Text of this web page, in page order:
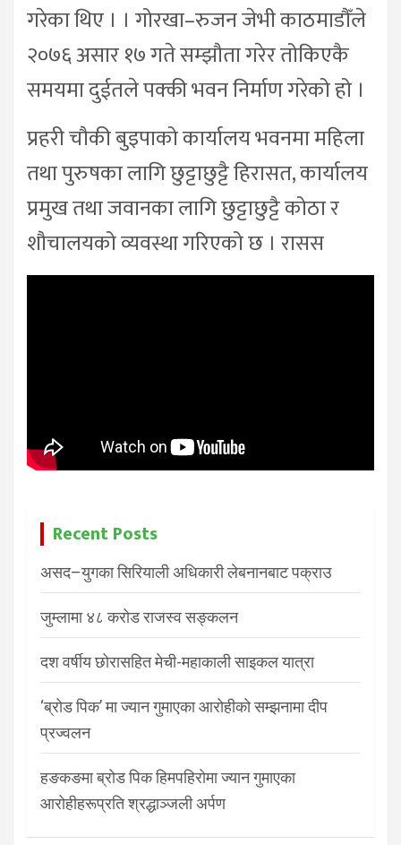
गरेका थिए । । गोरखा–रुजन जेभी काठमाडौँले
२०७६ असार १७ गते सम्झौता गरेर तोकिएकै
समयमा दुईतले पक्की भवन निर्माण गरेको हो ।
प्रहरी चौकी बुइपाको कार्यालय भवनमा महिला
तथा पुरुषका लागि छुट्टाछुट्टै हिरासत, कार्यालय
प्रमुख तथा जवानका लागि छुट्टाछुट्टै कोठा र
शौचालयको व्यवस्था गरिएको छ । रासस
Recent Posts
असद–युगका सिरियाली अधिकारी लेबनानबाट पक्राउ
जुम्लामा ४८ करोड राजस्व सङ्कलन
दश वर्षीय छोरासहित मेची-महाकाली साइकल यात्रा
‘ब्रोड पिक’ मा ज्यान गुमाएका आरोहीको सम्झनामा दीप
प्रज्वलन
हङकङमा ब्रोड पिक हिमपहिरोमा ज्यान गुमाएका
आरोहीहरूप्रति श्रद्धाञ्जली अर्पण